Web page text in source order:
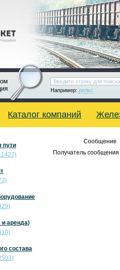
Например: рельс
Каталог компаний
Сообщение
Получатель сообщения
пути
аренда)
состава